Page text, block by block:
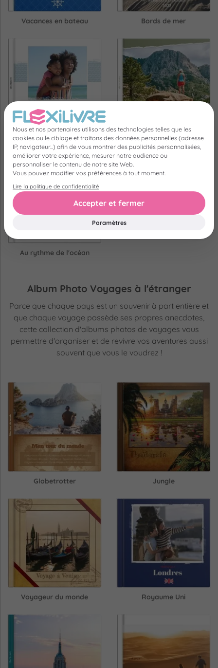
Vacances en bateau Bords de mer
Journée à la mer GR20
Au rythme de l'océan
Album Photo Voyages à l'étranger
Parce que chaque pays est un souvenir à part entière et
que chaque voyage possède ses propres anecdotes,
cette collection d'albums photos de voyages vous
permettre d'organiser et de revivre vos aventures aussi
souvent que vous le voudrez !
Globetrotter Jungle
Voyageur du monde Royaume Uni
Nous et nos partenaires utilisons des technologies telles que les
cookies ou le ciblage et traitons des données personnelles (adresse
IP, navigateur...) afin de vous montrer des publicités personnalisées,
améliorer votre expérience, mesurer notre audience ou
personnaliser le contenu de notre site Web.
Vous pouvez modifier vos préférences à tout moment.
Lire la politique de confidentialité
Accepter et fermer
Paramètres